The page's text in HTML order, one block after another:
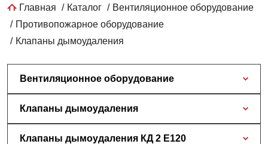
Строка
навигации
Главная Каталог
Вентиляционное оборудование
Противопожарное оборудование
Клапаны дымоудаления
Вентиляционное оборудование
Клапаны дымоудаления
Клапаны дымоудаления КД 2 Е120